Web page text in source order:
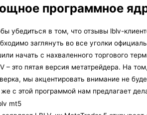
программное
убедиться в том, что отзывы lblv-
заглянуть во все уголки
начать с нахваленного торгового
– это пятая версия метатрейдера. На
мы акцентировать внимание не
же с этой программой нам предлагает